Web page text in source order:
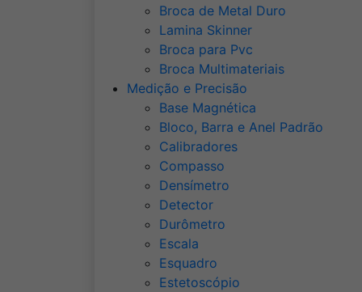
Broca de Metal Duro
Lamina Skinner
Broca para Pvc
Broca Multimateriais
Medição e Precisão
Base Magnética
Bloco, Barra e Anel Padrão
Calibradores
Compasso
Densímetro
Detector
Durômetro
Escala
Esquadro
Estetoscópio